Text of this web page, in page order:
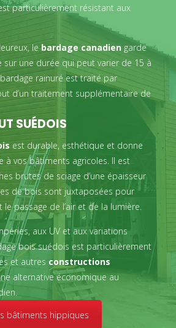
particulièrement résistant aux
lebardage canadien garde
sur une durée qui peut varier de 15 à
rainuré est traité par
d’un traitement supplémentaire de
SUÉDOIS
est durable, esthétique et donne
à vos bâtiments agricoles. Il est
brutes de sciage d’une épaisseur
de bois sont juxtaposées pour
passage de l’air et de la lumière.
aux UV et aux variations
bois suédois est particulièrement
et autres constructions
alternative économique au
bâtiments hippiques